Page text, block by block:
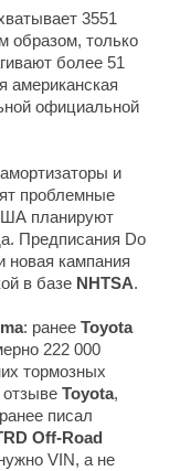
3551
образом, только
более 51
американская
официальной
и
проблемные
планируют
Предписания Do
новая кампания
в базе NHTSA.
: ранее Toyota
222 000
тормозных
Toyota,
писал
Off-Road
VIN, а не